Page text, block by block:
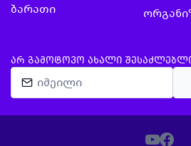
ბარათი
ᲐᲠ ᲒᲐᲛᲝᲢᲝᲕᲝ ᲐᲮᲐᲚᲘ